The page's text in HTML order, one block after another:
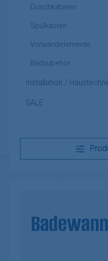
Duschkabinen
Spülkästen
Vorwandelemente
Badzubehör
Installation /
SALE